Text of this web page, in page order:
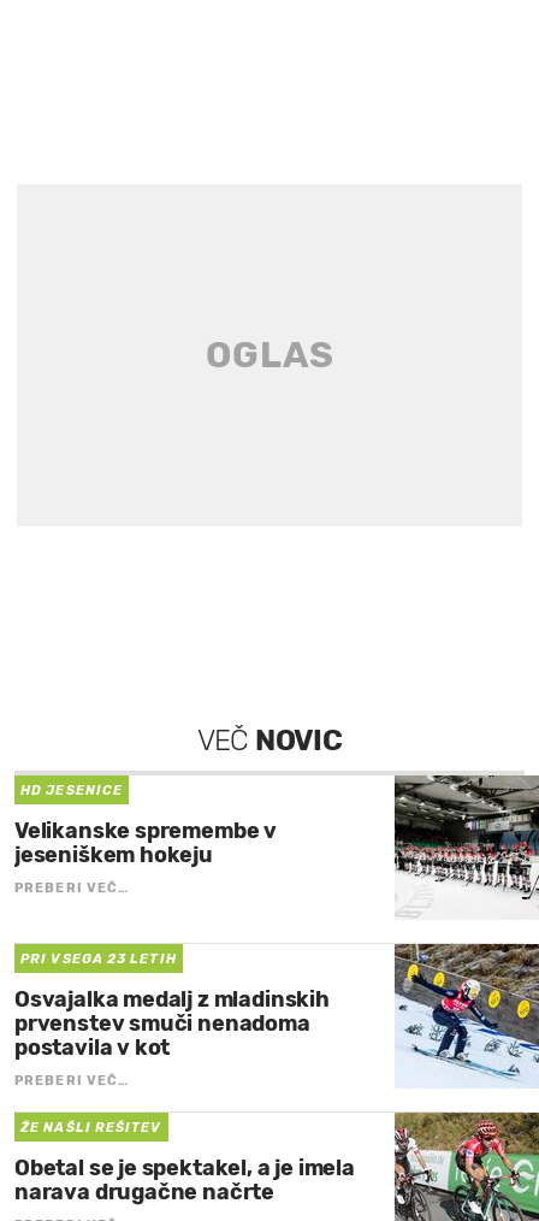
VEČ NOVIC
HD JESENICE
Velikanske spremembe v
jeseniškem hokeju
PREBERI VEČ…
PRI VSEGA 23 LETIH
Osvajalka medalj z mladinskih
prvenstev smuči nenadoma
postavila v kot
PREBERI VEČ…
ŽE NAŠLI REŠITEV
Obetal se je spektakel, a je imela
narava drugačne načrte